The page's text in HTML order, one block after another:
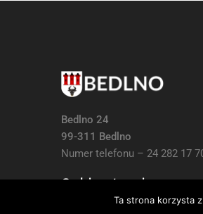
Bedlno 24
99-311 Bedlno
Numer telefonu – 24 282 17
Godziny otwarcia:
7:30 do 15:30, Sb i Nie:
Ta strona korzysta